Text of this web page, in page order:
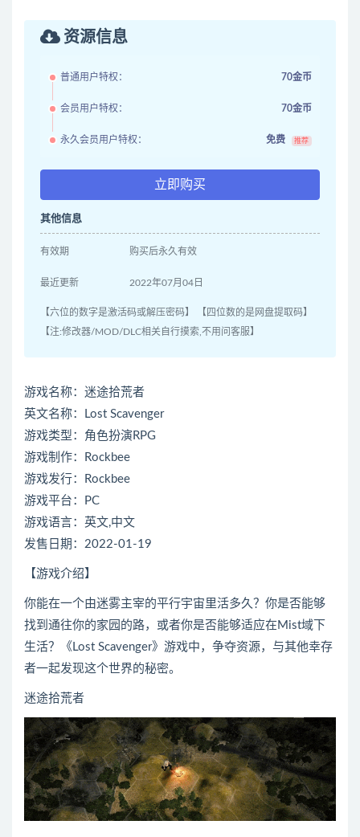
资源信息
普通用户特权： 70金币
会员用户特权： 70金币
永久会员用户特权： 免费 推荐
立即购买
其他信息
有效期 购买后永久有效
最近更新 2022年07月04日
【六位的数字是激活码或解压密码】 【四位数的是网盘提取码】
【注:修改器/MOD/DLC相关自行摸索,不用问客服】
游戏名称：迷途拾荒者
英文名称：Lost Scavenger
游戏类型：角色扮演RPG
游戏制作：Rockbee
游戏发行：Rockbee
游戏平台：PC
游戏语言：英文,中文
发售日期：2022-01-19
【游戏介绍】
你能在一个由迷雾主宰的平行宇宙里活多久？你是否能够
找到通往你的家园的路，或者你是否能够适应在Mist域下
生活？《Lost Scavenger》游戏中，争夺资源，与其他幸存
者一起发现这个世界的秘密。
迷途拾荒者